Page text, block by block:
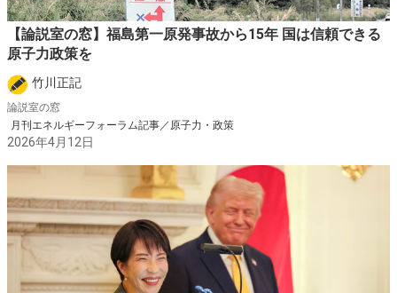
【論説室の窓】福島第一原発事故から15年 国は信頼できる
原子力政策を
竹川正記
論説室の窓
月刊エネルギーフォーラム記事／原子力・政策
2026年4月12日